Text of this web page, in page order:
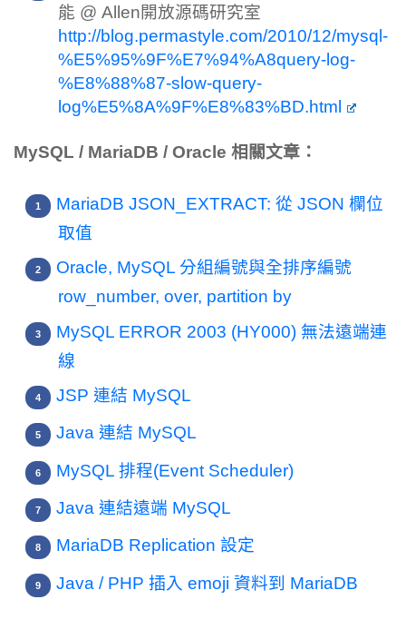
能 @ Allen開放源碼研究室
http://blog.permastyle.com/2010/12/mysql-
%E5%95%9F%E7%94%A8query-log-
%E8%88%87-slow-query-
log%E5%8A%9F%E8%83%BD.html
MySQL / MariaDB / Oracle 相關文章：
MariaDB JSON_EXTRACT: 從 JSON 欄位
取值
Oracle, MySQL 分組編號與全排序編號
row_number, over, partition by
MySQL ERROR 2003 (HY000) 無法遠端連
線
JSP 連結 MySQL
Java 連結 MySQL
MySQL 排程(Event Scheduler)
Java 連結遠端 MySQL
MariaDB Replication 設定
Java / PHP 插入 emoji 資料到 MariaDB